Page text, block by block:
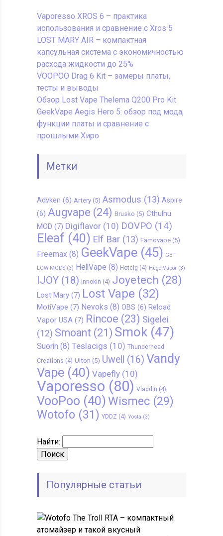
Vaporesso XROS 6 – практика
использования и сравнение с Xros 5
LOST MARY AIR – компактная
капсульная система с экономичностью
расхода жидкости до 25%
VOOPOO Drag 6 Kit – замеры платы,
тесты и выводы
Обзор Lost Vape Thelema Q200 Pro Kit
GeekVape Aegis Hero 5: обзор под мода,
функции платы и сравнение с
прошлыми Хиро
Метки
Advken (6) Artery(5) Asmodus (13) Aspire
(6) Augvape (24) Brusko (5) Cthulhu
MOD (7) Digiflavor(10) DOVPO (14)
Eleaf (40) Elf Bar(13) Famovape(5)
Freemax (8) GeekVape(45) GET
LOW MODS(3) HellVape (8) Hotcig (4) Hugo Vapor(3)
IJOY(18) Innokin (4) Joyetech (28)
Lost Mary(7) Lost Vape (32)
MotiVape (7) Nevoks (8) OBS (6) Reload
Vapor USA(7) Rincoe (23) Sigelei
(12) Smoant (21) Smok(47)
Suorin (8) Teslacigs (10) Thunderhead
Creations (4) Ulton (5) Uwell (16) Vandy
Vape(40) Vapefly(10)
Vaporesso (80) Vladdin (4)
VooPoo (40) Wismec(29)
Wotofo (31) YDDZ (4) Yosta (3)
Найти:
Популярные статьи